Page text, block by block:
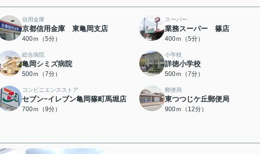
信用金庫
京都信用金庫 東亀岡支店
400ｍ（5分）
スーパー
業務スーパー 篠店
400ｍ（5分）
総合病院
亀岡シミズ病院
500ｍ（7分）
小学校
詳徳小学校
500ｍ（7分）
コンビニエンスストア
セブン−イレブン亀岡篠町馬堀店
700ｍ（9分）
郵便局
東つつじケ丘郵便局
900ｍ（12分）